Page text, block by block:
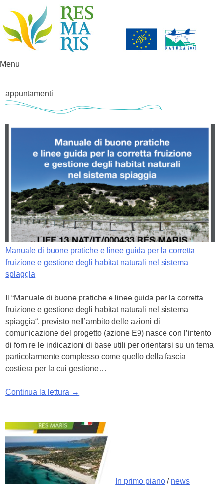
Menu
appuntamenti
Manuale di buone pratiche e linee guida per la corretta
fruizione e gestione degli habitat naturali nel sistema
spiaggia
Il “Manuale di buone pratiche e linee guida per la corretta
fruizione e gestione degli habitat naturali nel sistema
spiaggia“, previsto nell’ambito delle azioni di
comunicazione del progetto (azione E9) nasce con l’intento
di fornire le indicazioni di base utili per orientarsi su un tema
particolarmente complesso come quello della fascia
costiera per la cui gestione…
Continua la lettura →
In primo piano / news